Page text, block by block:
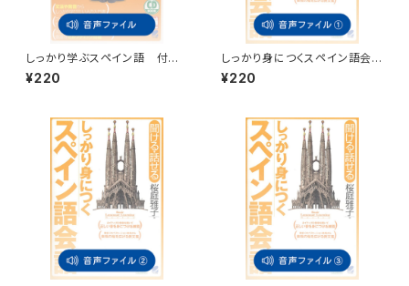
しっかり学ぶスペイン語 付属
音声
¥220
しっかり身につくスペイン語会
話 付属音声1
¥220